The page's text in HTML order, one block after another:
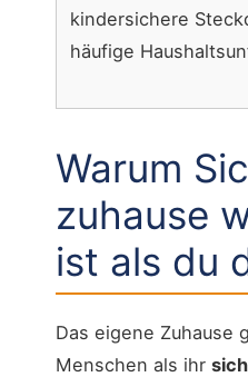
kindersichere
häufige
Warum
zuhause
ist als du
Das eigene Zuhause
Menschen als ihr